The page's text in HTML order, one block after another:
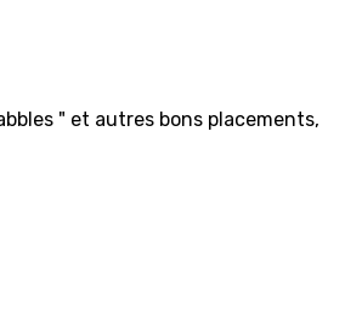
" et autres bons placements,